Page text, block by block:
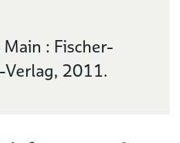
: Fischer-
Verlag, 2011.